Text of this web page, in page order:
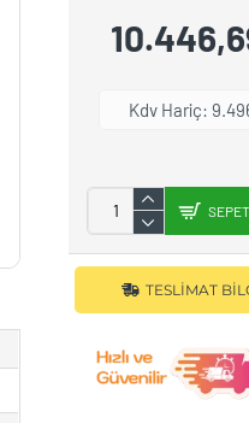
Kdv Hariç:
TESLIMAT